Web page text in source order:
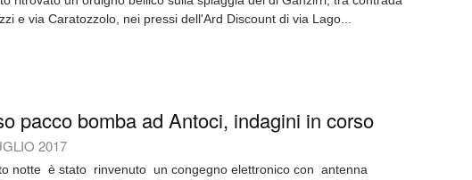
e via Caratozzolo, nei pressi dell'Ard Discount di via Lago...
pacco bomba ad Antoci, indagini in corso
2017
notte è stato rinvenuto un congegno elettronico con antenna